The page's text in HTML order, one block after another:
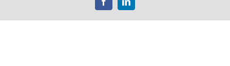
FacebookLinkedIn